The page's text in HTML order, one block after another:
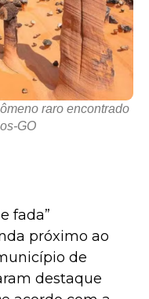
raro encontrado
GO
fada”
próximo ao
de
destaque